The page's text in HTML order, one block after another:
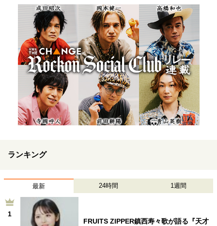
ランキング
最新 24時間 1週間
1
FRUITS ZIPPER鎮西寿々歌が語る『天才